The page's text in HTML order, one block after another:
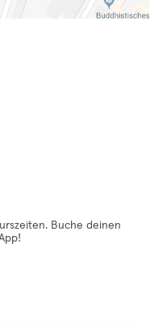
Buche deinen